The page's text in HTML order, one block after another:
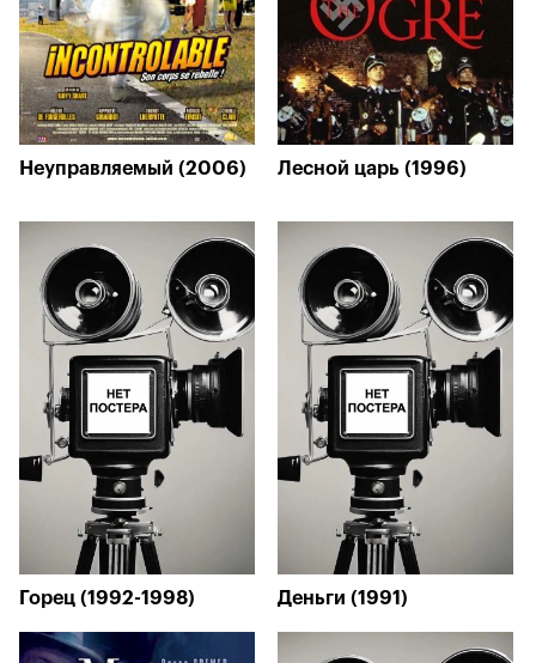
Неуправляемый (2006) Лесной царь (1996)
Горец (1992-1998) Деньги (1991)